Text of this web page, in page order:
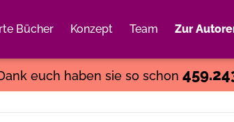
Bücher Konzept Team Zur
euch haben sie so schon